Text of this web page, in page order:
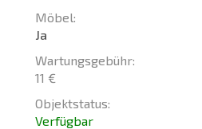
Möbel:
Ja
Wartungsgebühr:
11 €
Objektstatus:
Verfügbar